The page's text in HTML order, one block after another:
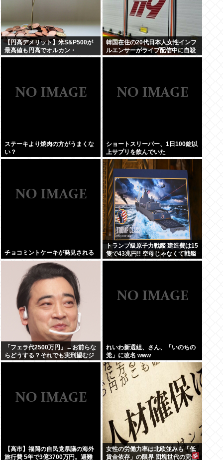
【円高デメリット】米S&P500が
最高値も円高でオルカン・
S&P500投信の含み益減
韓国在住の20代日本人女性インフ
ルエンサーがライブ配信中に自殺
聯合ニュース、朝鮮日報、中央日
ステーキより焼肉の方がうまくな
い？
ショートスリーパー、1日100錠以
上サプリを飲んでいた
チョコミントケーキが発見される
トランプ級原子力戦艦 建造費は15
隻で43兆円!! 空母じゃなくて戦艦
なんか?
「フェラ代2500万円」←お前らな
らどうする？それでも実刑望むジ
ャングルポケット斎藤求刑7年
れいわ新選組、さん、「いのちの
党」に改名 www
【高市】福岡の自民党県議の海外
旅行費 5年で3億3700万円。避難
女性の労働力率は北欧並みも「低
賃金依存」の限界 団塊世代の完全